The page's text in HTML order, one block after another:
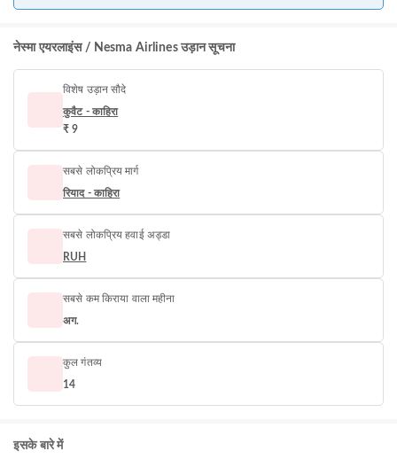
नेस्मा एयरलाइंस / Nesma Airlines उड़ान सूचना
विशेष उड़ान सौदे
कुवैट - काहिरा
₹ 9
सबसे लोकप्रिय मार्ग
रियाद - काहिरा
सबसे लोकप्रिय हवाई अड्डा
RUH
सबसे कम किराया वाला महीना
अग.
कुल गंतव्य
14
इसके बारे में